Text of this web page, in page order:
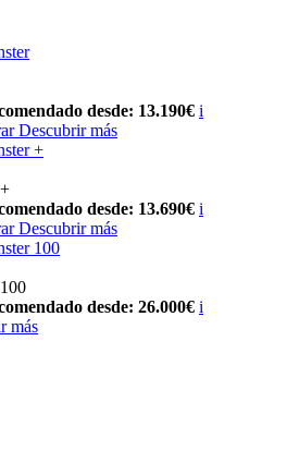
desde: 13.190€ i
Descubrir más
+
desde: 13.690€ i
Descubrir más
100
desde: 26.000€ i
más